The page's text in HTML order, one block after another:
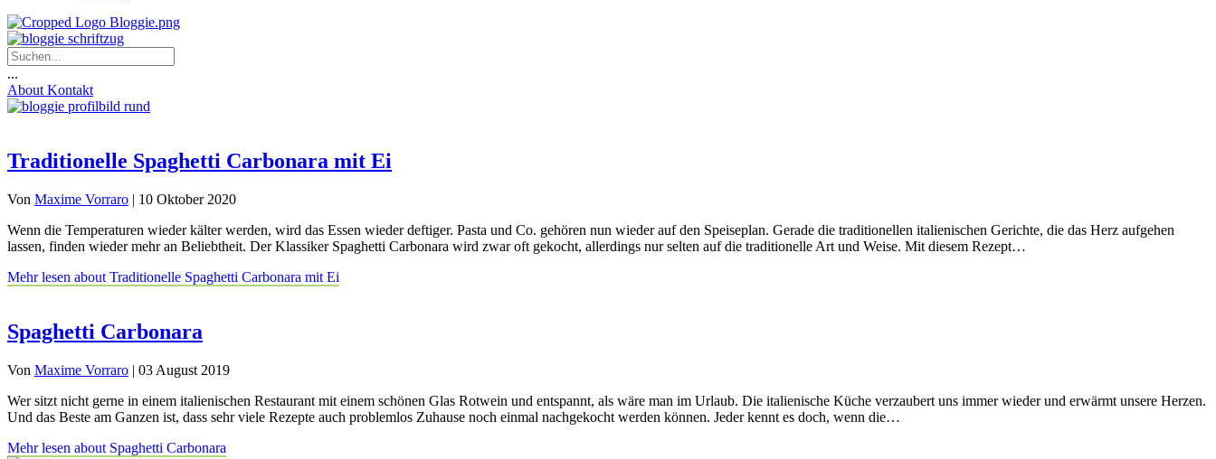
...
About Kontakt
Traditionelle Spaghetti Carbonara mit Ei
Von Maxime Vorraro | 10 Oktober 2020
Wenn die Temperaturen wieder kälter werden, wird das Essen wieder deftiger. Pasta und Co. gehören nun wieder auf den Speiseplan. Gerade die traditionellen italienischen Gerichte, die das Herz aufgehen
lassen, finden wieder mehr an Beliebtheit. Der Klassiker Spaghetti Carbonara wird zwar oft gekocht, allerdings nur selten auf die traditionelle Art und Weise. Mit diesem Rezept…
Mehr lesen about Traditionelle Spaghetti Carbonara mit Ei
Spaghetti Carbonara
Von Maxime Vorraro | 03 August 2019
Wer sitzt nicht gerne in einem italienischen Restaurant mit einem schönen Glas Rotwein und entspannt, als wäre man im Urlaub. Die italienische Küche verzaubert uns immer wieder und erwärmt unsere Herzen.
Und das Beste am Ganzen ist, dass sehr viele Rezepte auch problemlos Zuhause noch einmal nachgekocht werden können. Jeder kennt es doch, wenn die…
Mehr lesen about Spaghetti Carbonara